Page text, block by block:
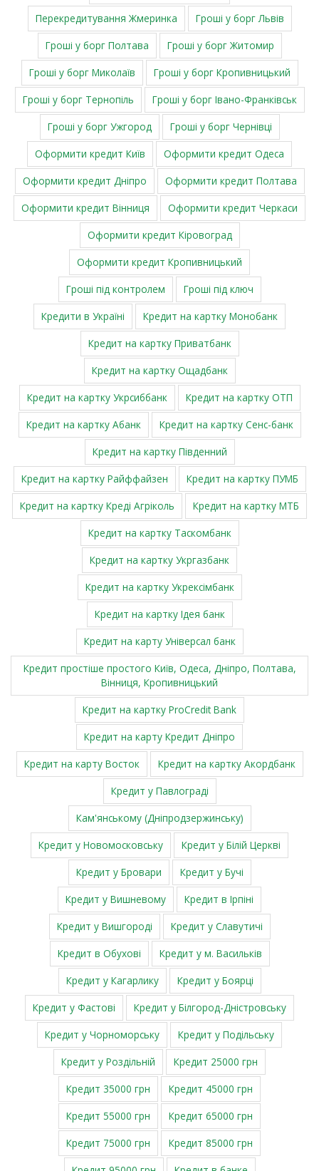
Перекредитування Жмеринка
Гроші у борг Львів
Гроші у борг Полтава
Гроші у борг Житомир
Гроші у борг Миколаїв
Гроші у борг Кропивницький
Гроші у борг Тернопіль
Гроші у борг Івано-Франківськ
Гроші у борг Ужгород
Гроші у борг Чернівці
Оформити кредит Київ
Оформити кредит Одеса
Оформити кредит Дніпро
Оформити кредит Полтава
Оформити кредит Вінниця
Оформити кредит Черкаси
Оформити кредит Кіровоград
Оформити кредит Кропивницький
Гроші під контролем
Гроші під ключ
Кредити в Україні
Кредит на картку Монобанк
Кредит на картку Приватбанк
Кредит на картку Ощадбанк
Кредит на картку Укрсиббанк
Кредит на картку ОТП
Кредит на картку Абанк
Кредит на картку Сенс-банк
Кредит на картку Південний
Кредит на картку Райффайзен
Кредит на картку ПУМБ
Кредит на картку Креді Агріколь
Кредит на картку МТБ
Кредит на картку Таскомбанк
Кредит на картку Укргазбанк
Кредит на картку Укрексімбанк
Кредит на картку Ідея банк
Кредит на карту Універсал банк
Кредит простіше простого Київ, Одеса, Дніпро, Полтава,
Вінниця, Кропивницький
Кредит на картку ProCredit Bank
Кредит на карту Кредит Дніпро
Кредит на карту Восток
Кредит на картку Акордбанк
Кредит у Павлограді
Кам'янському (Дніпродзержинську)
Кредит у Новомосковську
Кредит у Білій Церкві
Кредит у Бровари
Кредит у Бучі
Кредит у Вишневому
Кредит в Ірпіні
Кредит у Вишгороді
Кредит у Славутичі
Кредит в Обухові
Кредит у м. Васильків
Кредит у Кагарлику
Кредит у Боярці
Кредит у Фастові
Кредит у Білгород-Дністровську
Кредит у Чорноморську
Кредит у Подільську
Кредит у Роздільній
Кредит 25000 грн
Кредит 35000 грн
Кредит 45000 грн
Кредит 55000 грн
Кредит 65000 грн
Кредит 75000 грн
Кредит 85000 грн